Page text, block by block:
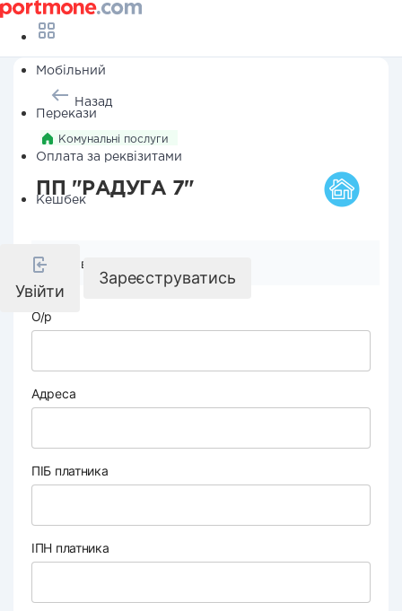
Мобільний
Перекази
Оплата за реквізитами
Кешбек
Увійти
Зареєструватись
Назад
Комунальні послуги
ПП "РАДУГА 7"
Реквізити компанії
О/р
Адреса
ПІБ платника
ІПН платника